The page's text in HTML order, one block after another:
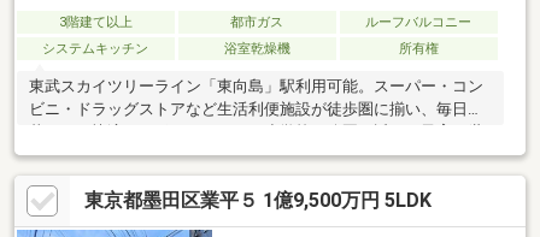
3階建て以上 都市ガス
ルーフバルコニー
システムキッチン
浴室乾燥機 所有権
東武スカイツリーライン「東向島」駅利用可能。スーパー・コン
ビニ・ドラッグストアなど生活利便施設が徒歩圏に揃い、毎日の
帯にもおすすめの住環境です。押上・北千住方面へのアクセスも
良好で、通勤・通学にも便利な立地です。【周辺環境】東武スカ
イツリーライン「東向島」駅 約徒歩4分第三寺島小学校 徒歩約3～
4分寺島中学校 徒歩約7～8分まいばすけっと東向島駅前店 徒歩約
東京都墨田区業平５ 1億9,500万円 5LDK